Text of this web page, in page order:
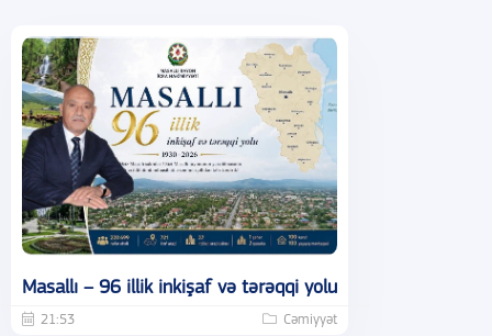
Masallı – 96 illik inkişaf və tərəqqi yolu
21:53 Cəmiyyət